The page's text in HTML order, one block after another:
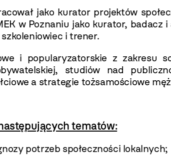
jako kurator projektów
w Poznaniu jako kurator, badacz
i trener.
i popularyzatorskie z zakresu
studiów nad
a strategie tożsamościowe
tematów:
potrzeb społeczności lokalnych;